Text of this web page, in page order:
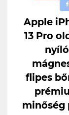
Apple
13 Pro
nyíló
flipes
minőség